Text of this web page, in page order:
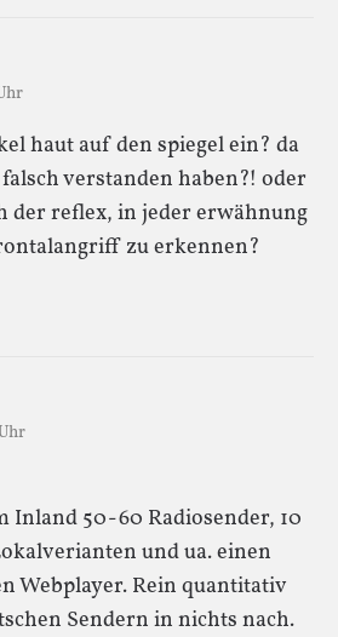
haut auf den spiegel ein? da
verstanden haben?! oder
der reflex, in jeder erwähnung
zu erkennen?
Inland 50-60 Radiosender, 10
und ua. einen
Webplayer. Rein quantitativ
Sendern in nichts nach.